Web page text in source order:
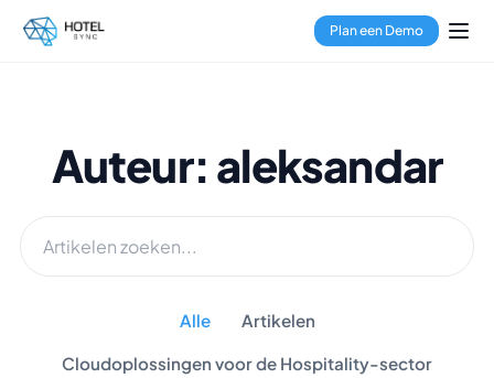
Plan een Demo
Auteur: aleksandar
Alle Artikelen
Cloudoplossingen voor de Hospitality-sector